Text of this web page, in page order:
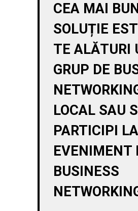
CEA MAI
SOLUȚIE
TE ALĂTURI
GRUP DE
LOCAL SAU
PARTICIPI
EVENIMENT
BUSINESS